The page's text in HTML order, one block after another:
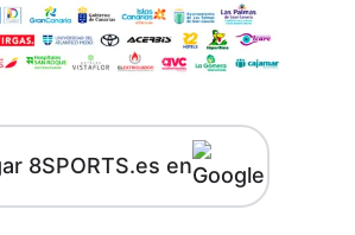
8SPORTS.es en